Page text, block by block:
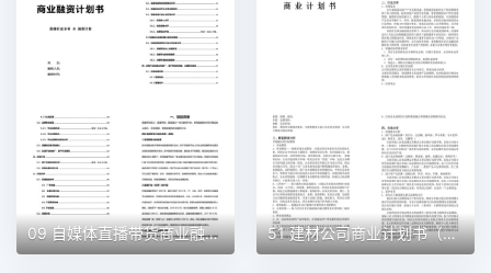
09 自媒体直播带货商业融资计划书（word+ppt配套）创业计划书word模板 51 建材公司商业计划书（word+ppt配套）创业计划书word模板